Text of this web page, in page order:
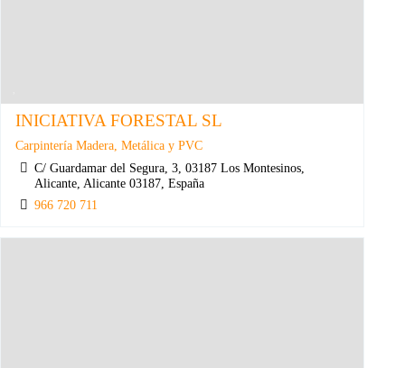
INICIATIVA FORESTAL SL
Carpintería Madera, Metálica y PVC
C/ Guardamar del Segura, 3, 03187 Los Montesinos,
Alicante, Alicante 03187, España
966 720 711